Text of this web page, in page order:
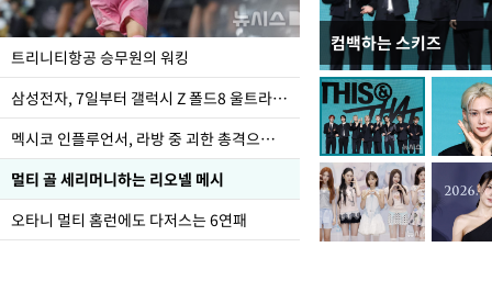
트리니티항공 승무원의 워킹
삼성전자, 7일부터 갤럭시 Z 폴드8 울트라·폴드8·플립8 출시
멕시코 인플루언서, 라방 중 괴한 총격으로 사망
멀티 골 세리머니하는 리오넬 메시
오타니 멀티 홈런에도 다저스는 6연패
컴백하는 스키즈
입추 하루 앞둔 전남
폭염